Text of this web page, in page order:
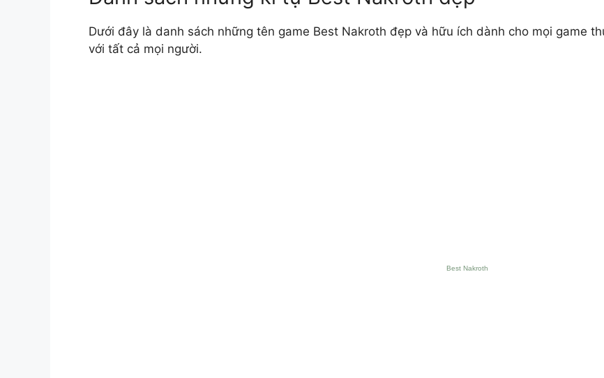
Dưới đây là danh sách những tên game Best Nakroth đẹp và hữu ích dành cho mọi game
với tất cả mọi người.